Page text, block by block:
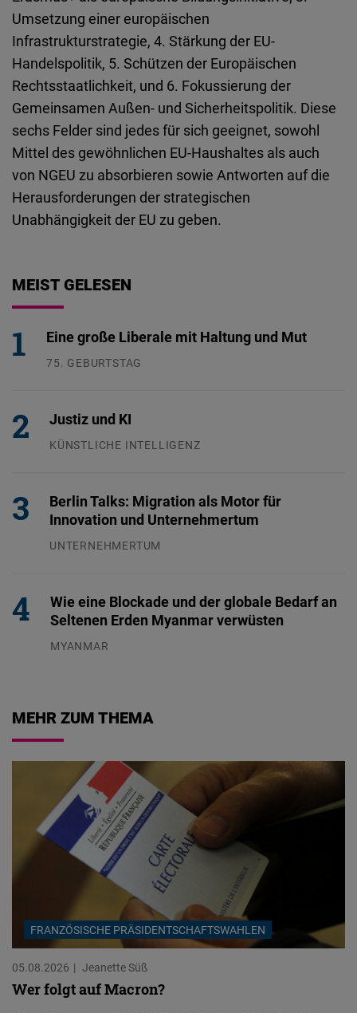
Umsetzung einer europäischen
Infrastrukturstrategie, 4. Stärkung der EU-
Handelspolitik, 5. Schützen der Europäischen
Rechtsstaatlichkeit, und 6. Fokussierung der
Gemeinsamen Außen- und Sicherheitspolitik. Diese
sechs Felder sind jedes für sich geeignet, sowohl
Mittel des gewöhnlichen EU-Haushaltes als auch
von NGEU zu absorbieren sowie Antworten auf die
Herausforderungen der strategischen
Unabhängigkeit der EU zu geben.
MEIST GELESEN
Eine große Liberale mit Haltung und Mut
75. GEBURTSTAG
Justiz und KI
KÜNSTLICHE INTELLIGENZ
Berlin Talks: Migration als Motor für
Innovation und Unternehmertum
UNTERNEHMERTUM
Wie eine Blockade und der globale Bedarf an
Seltenen Erden Myanmar verwüsten
MYANMAR
MEHR ZUM THEMA
FRANZÖSISCHE PRÄSIDENTSCHAFTSWAHLEN
05.08.2026 Jeanette Süß
Wer folgt auf Macron?